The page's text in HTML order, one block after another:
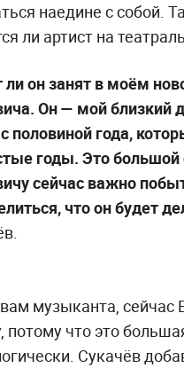
наедине с собой.
ли артист на
ли он занят в моём
Он — мой близкий
половиной года,
годы. Это
сейчас важно
что он будет
музыканта, сейчас
потому что это
Сукачёв